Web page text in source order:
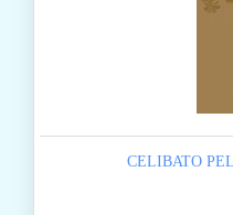
CELIBATO